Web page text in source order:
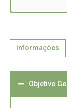
Informações
Objetivo